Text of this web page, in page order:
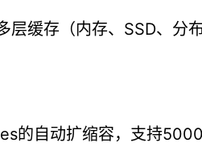
层缓存（内存、SSD、分
的自动扩缩容，支持